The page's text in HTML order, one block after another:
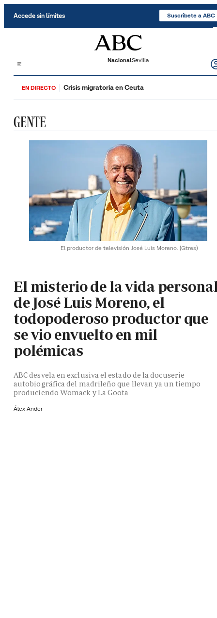
Accede sin límites Suscríbete a ABC
NacionalSevilla
EN DIRECTO Crisis migratoria en Ceuta
GENTE
El productor de televisión José Luis Moreno. (Gtres)
El misterio de la vida
de José Luis Moreno, el
todopoderoso productor que
se vio envuelto en mil
polémicas
ABC desvela en exclusiva el estado de la docuserie
autobiográfica del madrileño que llevan ya un tiempo
produciendo Womack y La Goota
Álex Ander